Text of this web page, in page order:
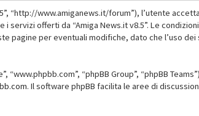
“http://www.amiganews.it/forum”), l’utente
offerti da “Amiga News.it v8.5”. Le
per eventuali modifiche, dato che l’uso
“www.phpbb.com”, “phpBB Group”, “phpBB
. Il software phpBB facilita le aree di